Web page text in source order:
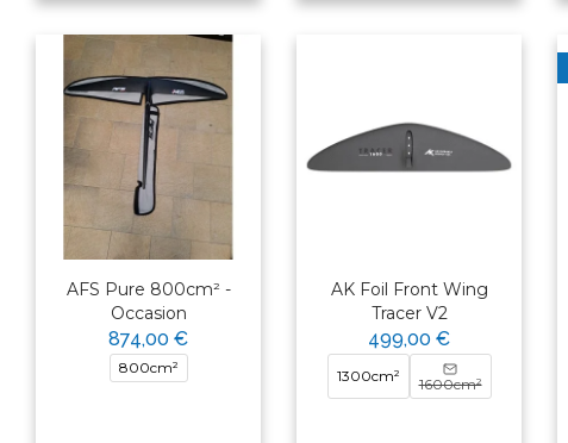
AFS Pure 800cm² -
Occasion
874,00 €
800cm²
AK Foil Front Wing
Tracer V2
499,00 €
1300cm² 1600cm²